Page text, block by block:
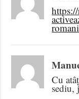
Cu
sediu,